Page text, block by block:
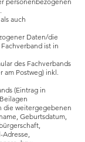
auch
Daten/die
ist in
des Fachverbands
am Postweg) inkl.
(Eintrag in
die weitergegebenen
Geburtsdatum,
Adresse,